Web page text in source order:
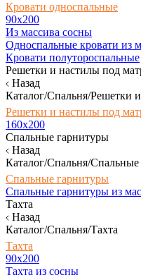
Кровати односпальные
90х200
Из массива сосны
Односпальные кровати из
Кровати полутороспальные
Решетки и настилы под
Назад
Каталог/Спальня/Решетки
Решетки и настилы под
160х200
Спальные гарнитуры
Назад
Каталог/Спальня/
Спальные гарнитуры
Спальные гарнитуры из
Тахта
Назад
Каталог/Спальня/Тахта
Тахта
90х200
Тахта из сосны